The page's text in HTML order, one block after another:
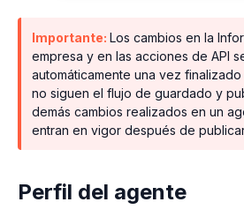
Importante: Los cambios en la
empresa y en las acciones de API
automáticamente una vez
no siguen el flujo de guardado y
demás cambios realizados en un
entran en vigor después de
Perfil del agente